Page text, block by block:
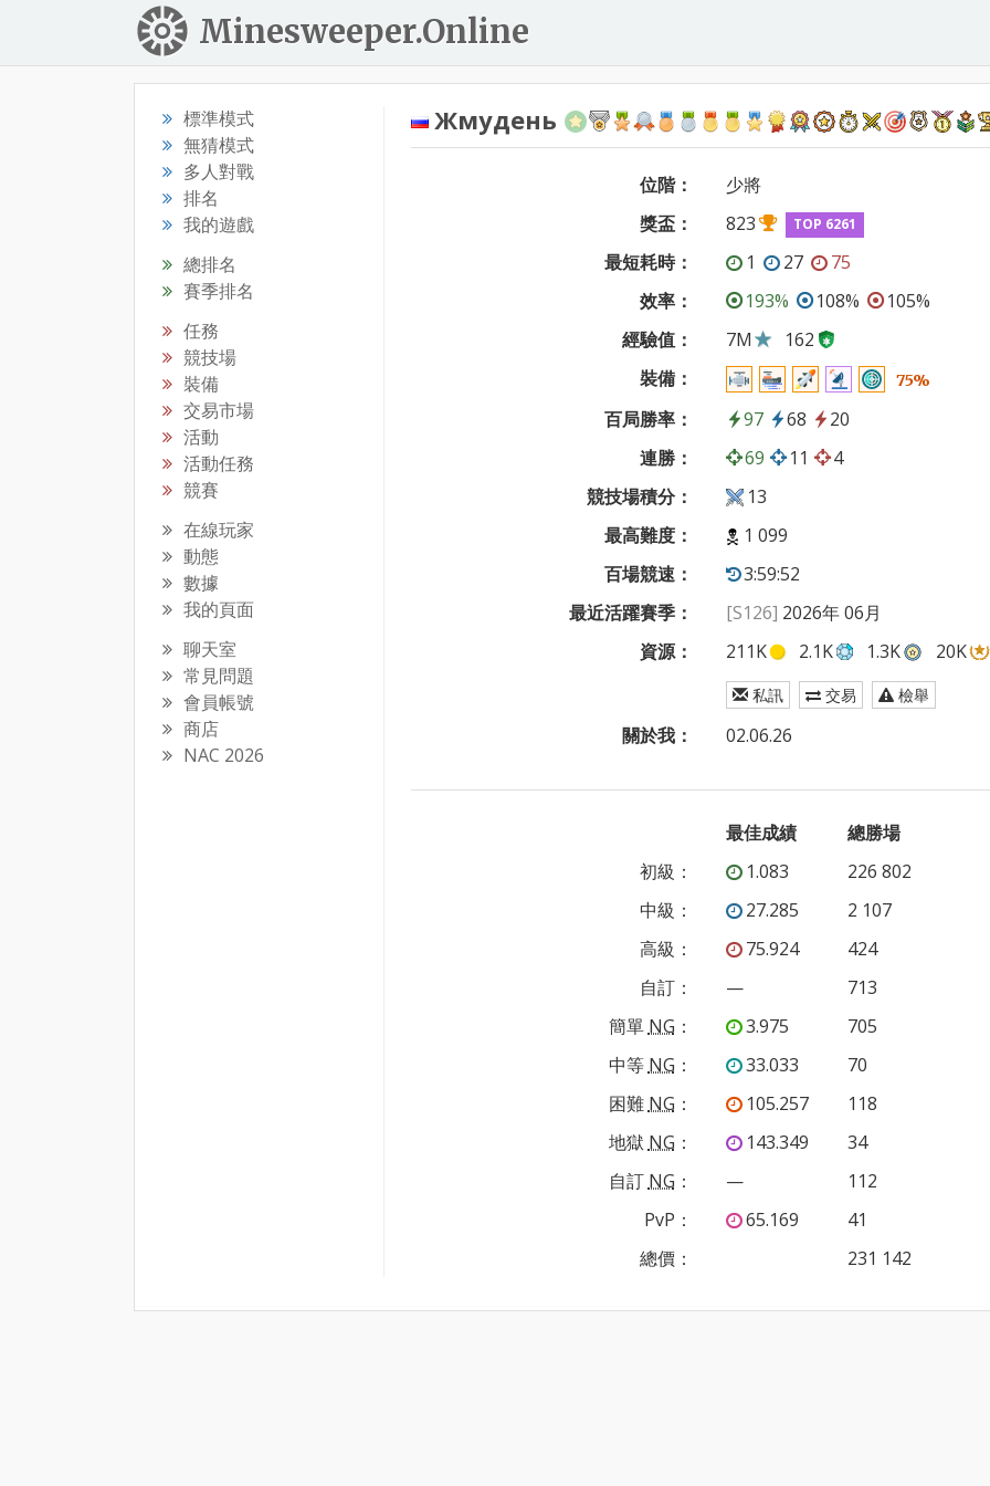
Minesweeper.Online
標準模式
無猜模式
多人對戰
排名
我的遊戲
總排名
賽季排名
任務
競技場
裝備
交易市場
活動
活動任務
競賽
在線玩家
動態
數據
我的頁面
聊天室
常見問題
會員帳號
商店
NAC 2026
Жмудень
位階：
少將
獎盃：
823 TOP 6261
最短耗時： 1 27
75
效率：
193% 108%
105%
經驗值：
7M
162
裝備：
75%
百局勝率： 97 68
20
連勝：
69 11
4
競技場積分：
13
最高難度：
1 099
百場競速：
3:59:52
最近活躍賽季：
[S126] 2026年 06月
資源：
211K 2.1K 1.3K 20K
私訊 交易 檢舉
關於我： 02.06.26
最佳成績
總勝場
初級 ： 1.083
226 802
中級 ： 27.285
2 107
高級 ： 75.924
424
自訂： —
713
簡單 NG ： 3.975
705
中等 NG ： 33.033
70
困難 NG ： 105.257
118
地獄 NG ： 143.349
34
自訂 NG ： —
112
PvP ： 65.169
41
總價：
231 142